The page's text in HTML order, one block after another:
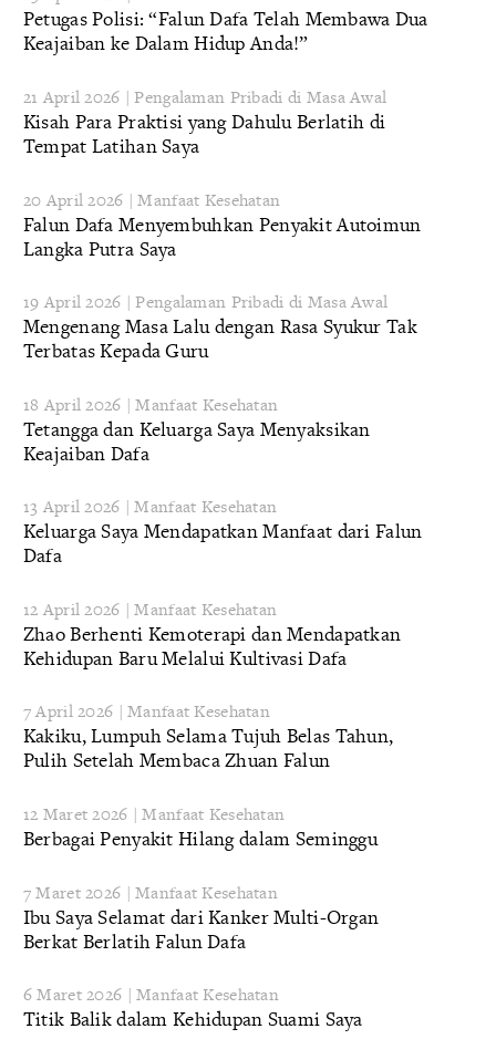
Petugas Polisi: “Falun Dafa Telah Membawa Dua
Keajaiban ke Dalam Hidup Anda!”
21 April 2026 | Pengalaman Pribadi di Masa Awal
Kisah Para Praktisi yang Dahulu Berlatih di
Tempat Latihan Saya
20 April 2026 | Manfaat Kesehatan
Falun Dafa Menyembuhkan Penyakit Autoimun
Langka Putra Saya
19 April 2026 | Pengalaman Pribadi di Masa Awal
Mengenang Masa Lalu dengan Rasa Syukur Tak
Terbatas Kepada Guru
18 April 2026 | Manfaat Kesehatan
Tetangga dan Keluarga Saya Menyaksikan
Keajaiban Dafa
13 April 2026 | Manfaat Kesehatan
Keluarga Saya Mendapatkan Manfaat dari Falun
Dafa
12 April 2026 | Manfaat Kesehatan
Zhao Berhenti Kemoterapi dan Mendapatkan
Kehidupan Baru Melalui Kultivasi Dafa
7 April 2026 | Manfaat Kesehatan
Kakiku, Lumpuh Selama Tujuh Belas Tahun,
Pulih Setelah Membaca Zhuan Falun
12 Maret 2026 | Manfaat Kesehatan
Berbagai Penyakit Hilang dalam Seminggu
7 Maret 2026 | Manfaat Kesehatan
Ibu Saya Selamat dari Kanker Multi-Organ
Berkat Berlatih Falun Dafa
6 Maret 2026 | Manfaat Kesehatan
Titik Balik dalam Kehidupan Suami Saya